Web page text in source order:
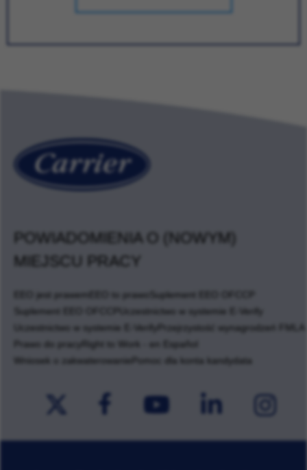
POWIADOMIENIA O (NOWYM)
MIEJSCU PRACY
EEO jest prawem EEO to prawo
Suplement EEO OFCCP
Suplement EEO OFCCP
Uczestnictwo w systemie E-Verify
Uczestnictwo w systemie E-Verify
Przejrzystość wynagrodzeń FMLA
Prawo do pracy
Right to Work - en Español
Wniosek o zakwaterowanie
Pomoc dla konta kandydata